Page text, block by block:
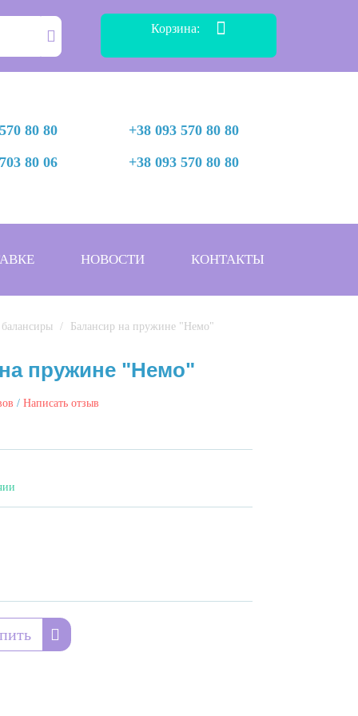
Корзина:
80 80
80 06
+38 093 570 80 80
+38 093 570 80 80
НОВОСТИ КОНТАКТЫ
Балансир на пружине "Немо"
пружине "Немо"
/ Написать отзыв